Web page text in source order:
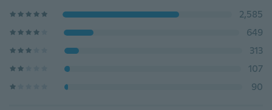
2,585
649
313
107
90